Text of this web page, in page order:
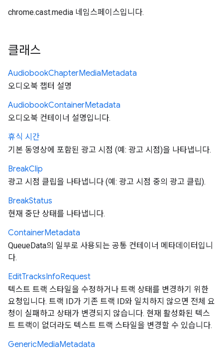
chrome.cast.media 네임스페이스입니다.
클래스
AudiobookChapterMediaMetadata
오디오북 챕터 설명
AudiobookContainerMetadata
오디오북 컨테이너 설명입니다.
휴식 시간
기본 동영상에 포함된 광고 시점 (예: 광고 시점)을 나타냅니다.
BreakClip
광고 시점 클립을 나타냅니다 (예: 광고 시점 중의 광고 클립).
BreakStatus
현재 중단 상태를 나타냅니다.
ContainerMetadata
QueueData의 일부로 사용되는 공통 컨테이너 메타데이터입니
다.
EditTracksInfoRequest
텍스트 트랙 스타일을 수정하거나 트랙 상태를 변경하기 위한
요청입니다. 트랙 ID가 기존 트랙 ID와 일치하지 않으면 전체 요
청이 실패하고 상태가 변경되지 않습니다. 현재 활성화된 텍스
트 트랙이 없더라도 텍스트 트랙 스타일을 변경할 수 있습니다.
GenericMediaMetadata